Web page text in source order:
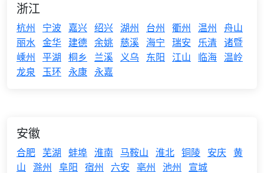
浙江
杭州 宁波 嘉兴 绍兴 湖州 台州 衢州 温州 舟山
丽水 金华 建德 余姚 慈溪 海宁 瑞安 乐清 诸暨
嵊州 平湖 桐乡 兰溪 义乌 东阳 江山 临海 温岭
龙泉
玉环 永康 永嘉
安徽
合肥 芜湖 蚌埠 淮南 马鞍山 淮北 铜陵 安庆 黄
山 滁州 阜阳 宿州 六安 亳州 池州 宣城